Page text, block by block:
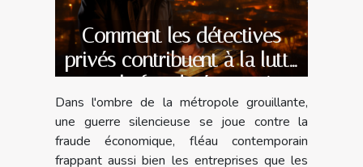
Comment les détectives
privés contribuent à la lutte
contre la fraude économique
en milieu urbain
Dans l'ombre de la métropole grouillante,
une guerre silencieuse se joue contre la
fraude économique, fléau contemporain
frappant aussi bien les entreprises que les